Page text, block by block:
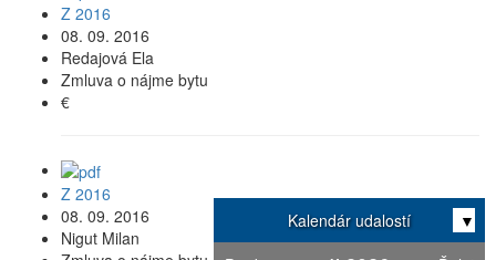
Z 2016
08. 09. 2016
Redajová Ela
Zmluva o nájme bytu
€
Z 2016
08. 09. 2016
Nigut Milan
Kalendár udalostí
▼